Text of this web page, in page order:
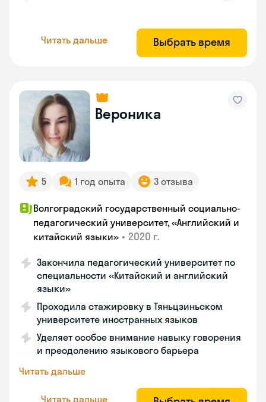
Читать дальше Выбрать время
Вероника
5 1 год опыта 3 отзыва
Волгоградский государственный социально-
педагогический университет, «Английский и
китайский языки» • 2020 г.
Закончила педагогический университет по
специальности «Китайский и английский
языки»
Проходила стажировку в Тяньцзиньском
университете иностранных языков
Уделяет особое внимание навыку говорения
и преодолению языкового барьера
Читать дальше
Читать дальше